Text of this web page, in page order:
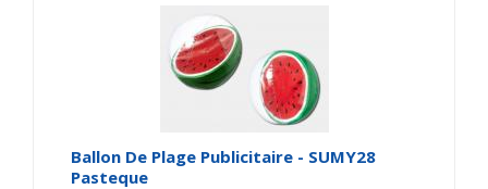
Ballon De Plage Publicitaire - SUMY28
Pasteque